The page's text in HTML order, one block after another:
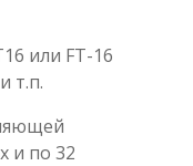
или FT-16
т.п.
и по 32